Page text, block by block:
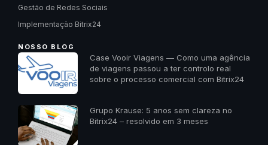
Gestão de Redes Sociais
Implementação Bitrix24
NOSSO BLOG
Case Vooir Viagens — Como uma agência
de viagens passou a ter controlo real
sobre o processo comercial com Bitrix24
Grupo Krause: 5 anos sem clareza no
Bitrix24 – resolvido em 3 meses